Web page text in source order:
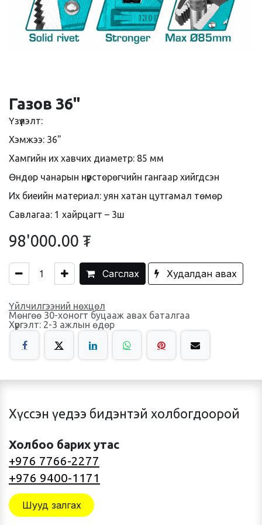
Газов 36"
Үзүүлэлт:
Хэмжээ: 36"
Хамгийн их хавчих диаметр: 85 мм
Өндөр чанарын нүүрстөрөгчийн гангаар хийгдсэн
Их биеийн материал: уян хатан цутгамал төмөр
Савлагаа: 1 хайрцагт – 3ш
98'000.00 ₮
Сагслах Худалдан авах
Үйлчилгээний нөхцөл
Мөнгөө 30-хоногт буцааж авах баталгаа
Хүргэлт: 2-3 ажлын өдөр
Хүссэн үедээ бидэнтэй холбогдоорой
Холбоо барих утас
+976 7766-2277
+976 9400-1171
Шууд залгах